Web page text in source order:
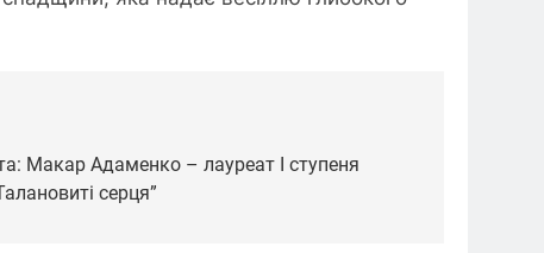
Макар Адаменко – лауреат І ступеня
серця”